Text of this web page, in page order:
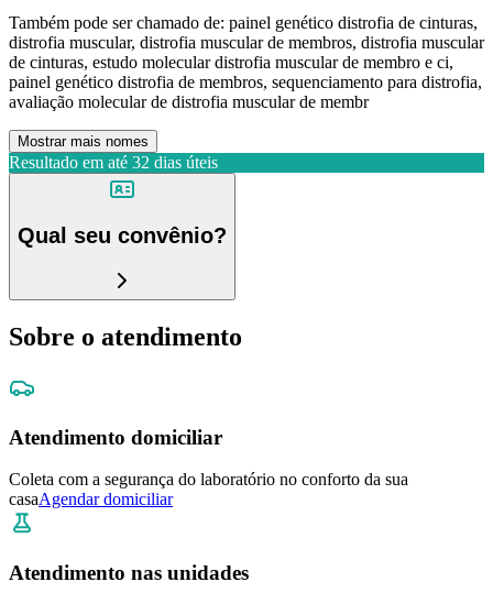
Também pode ser chamado de: painel genético distrofia de cinturas,
distrofia muscular, distrofia muscular de membros, distrofia muscular
de cinturas, estudo molecular distrofia muscular de membro e ci,
painel genético distrofia de membros, sequenciamento para distrofia,
avaliação molecular de distrofia muscular de membr
Mostrar mais nomes
Resultado em até 32 dias úteis
Qual seu convênio?
Sobre o atendimento
Atendimento domiciliar
Coleta com a segurança do laboratório no conforto da sua
casaAgendar domiciliar
Atendimento nas unidades